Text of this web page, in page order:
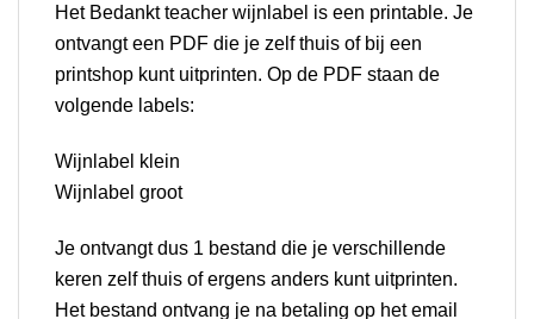
Het Bedankt teacher wijnlabel is een printable. Je
ontvangt een PDF die je zelf thuis of bij een
printshop kunt uitprinten. Op de PDF staan de
volgende labels:
Wijnlabel klein
Wijnlabel groot
Je ontvangt dus 1 bestand die je verschillende
keren zelf thuis of ergens anders kunt uitprinten.
Het bestand ontvang je na betaling op het email